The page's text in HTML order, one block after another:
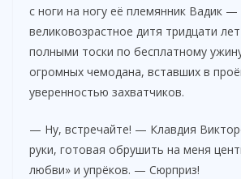
с ноги на ногу её племянник Вадик —
великовозрастное дитя тридцати
полными тоски по бесплатному
огромных чемодана, вставших в
уверенностью захватчиков.
— Ну, встречайте! — Клавдия
руки, готовая обрушить на меня
любви» и упрёков. — Сюрприз!